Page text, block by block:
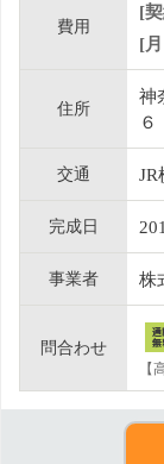
費用
[
[
住所
神
６
交通
完成日
事業者 株
問合わせ
【